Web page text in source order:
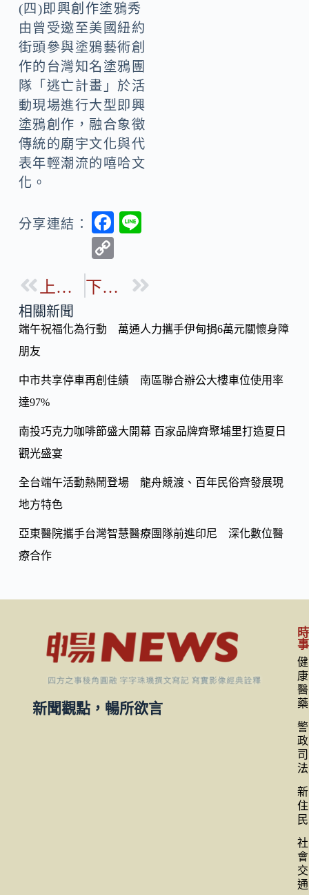
(四)即興創作塗鴉秀
由曾受邀至美國紐約
街頭參與塗鴉藝術創
作的台灣知名塗鴉團
隊「逃亡計畫」於活
動現場進行大型即興
塗鴉創作，融合象徵
傳統的廟宇文化與代
表年輕潮流的嘻哈文
化。
分享連結：
F
b
o
p
Li
k
上一篇 下一篇
相關新聞
端午祝福化為行動 萬通人力攜手伊甸捐6萬元關懷身障
朋友
中市共享停車再創佳績 南區聯合辦公大樓車位使用率
達97%
南投巧克力咖啡節盛大開幕 百家品牌齊聚埔里打造夏日
觀光盛宴
全台端午活動熱鬧登場 龍舟競渡、百年民俗齊發展現
地方特色
亞東醫院攜手台灣智慧醫療團隊前進印尼 深化數位醫
療合作
新聞觀點，暢所欲言
時
事
健
康
醫
藥
警
政
司
法
新
住
民
社
會
交
通